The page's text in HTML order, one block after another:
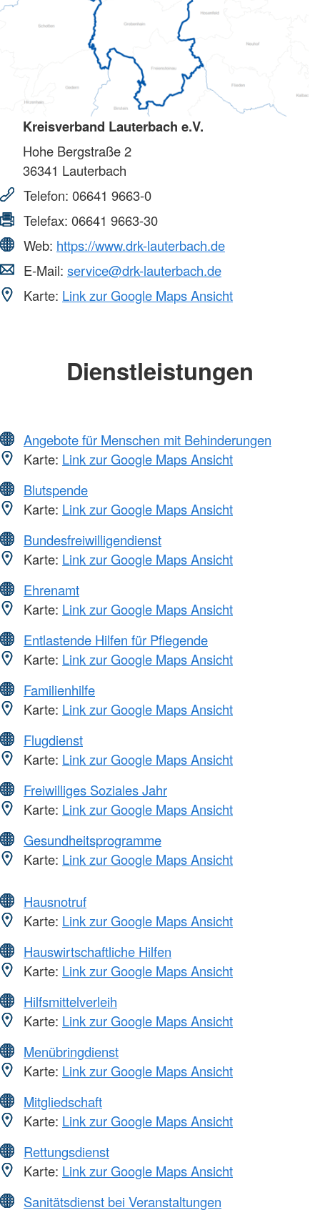
Kreisverband Lauterbach e.V.
Hohe Bergstraße 2
36341 Lauterbach
Telefon: 06641 9663-0
Telefax: 06641 9663-30
Web: https://www.drk-lauterbach.de
E-Mail: service@drk-lauterbach.de
Karte: Link zur Google Maps Ansicht
Dienstleistungen
Angebote für Menschen mit Behinderungen
Karte: Link zur Google Maps Ansicht
Blutspende
Karte: Link zur Google Maps Ansicht
Bundesfreiwilligendienst
Karte: Link zur Google Maps Ansicht
Ehrenamt
Karte: Link zur Google Maps Ansicht
Entlastende Hilfen für Pflegende
Karte: Link zur Google Maps Ansicht
Familienhilfe
Karte: Link zur Google Maps Ansicht
Flugdienst
Karte: Link zur Google Maps Ansicht
Freiwilliges Soziales Jahr
Karte: Link zur Google Maps Ansicht
Gesundheitsprogramme
Karte: Link zur Google Maps Ansicht
Hausnotruf
Karte: Link zur Google Maps Ansicht
Hauswirtschaftliche Hilfen
Karte: Link zur Google Maps Ansicht
Hilfsmittelverleih
Karte: Link zur Google Maps Ansicht
Menübringdienst
Karte: Link zur Google Maps Ansicht
Mitgliedschaft
Karte: Link zur Google Maps Ansicht
Rettungsdienst
Karte: Link zur Google Maps Ansicht
Sanitätsdienst bei Veranstaltungen